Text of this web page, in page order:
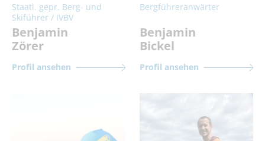
Staatl. gepr. Berg- und
Skiführer / IVBV
Benjamin
Zörer
Profil ansehen
Bergführeranwärter
Benjamin
Bickel
Profil ansehen